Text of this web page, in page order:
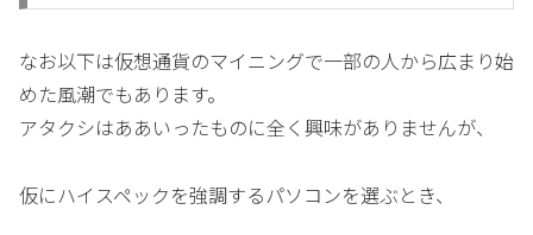
なお以下は仮想通貨のマイニングで一部の人から広まり始
めた風潮でもあります。
アタクシはああいったものに全く興味がありませんが、
仮にハイスペックを強調するパソコンを選ぶとき、